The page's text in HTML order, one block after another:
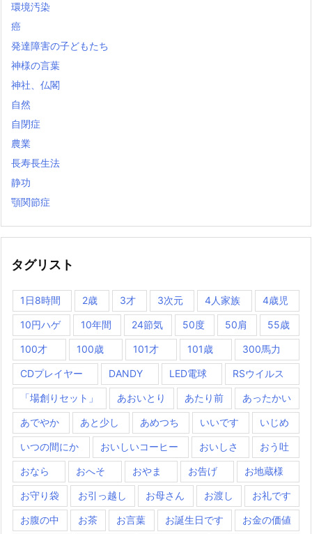
環境汚染
癌
発達障害の子どもたち
神様の言葉
神社、仏閣
自然
自閉症
農業
長寿長生法
静功
顎関節症
タグリスト
1日8時間 2歳 3才 3次元 4人家族 4歳児
10円ハゲ 10年間 24節気 50度 50肩 55歳
100才 100歳 101才 101歳 300馬力
CDプレイヤー DANDY LED電球 RSウイルス
「場創りセット」 あおいとり あたり前 あったかい
あでやか あと少し あめつち いいです いじめ
いつの間にか おいしいコーヒー おいしさ おう吐
おなら おへそ おやま お告げ お地蔵様
お守り袋 お引っ越し お母さん お渡し お礼です
お腹の中 お茶 お言葉 お誕生日です お金の価値